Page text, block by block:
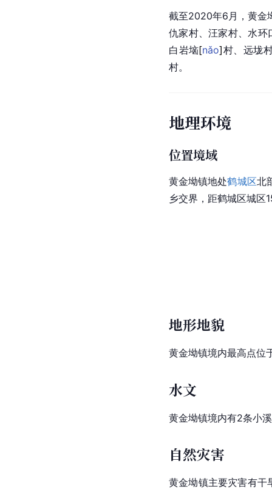
截至2020年6月，黄金
仇家村、汪家村、水环
白岩垴[nǎo]村、远垅
村。
地理环境
位置境域
黄金坳镇地处鹤城区北
乡交界，距鹤城区城区
地形地貌
黄金坳镇境内最高点位
水文
黄金坳镇境内有2条小
自然灾害
黄金坳镇主要灾害有干